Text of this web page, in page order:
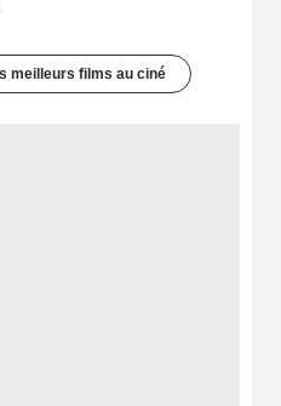
meilleurs films au ciné